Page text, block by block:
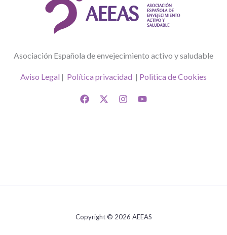
Asociación Española de envejecimiento activo y saludable
Aviso Legal | Política privacidad | Politica de Cookies
Copyright © 2026 AEEAS